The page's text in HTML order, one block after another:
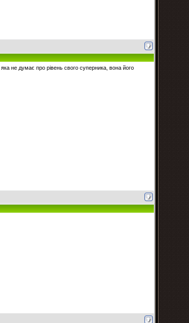
не думає про рівень свого суперника, вона його